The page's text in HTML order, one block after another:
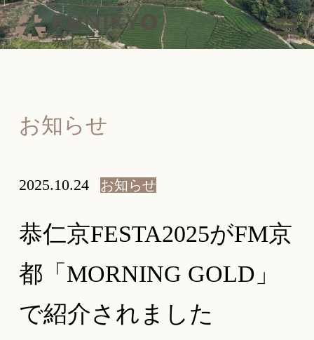
お知らせ
2025.10.24 お知らせ
恭仁京FESTA2025がFM京
都「MORNING GOLD」
で紹介されました